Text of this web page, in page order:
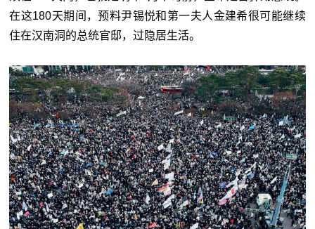
在这180天期间，预料尹锡悦和第一夫人金建希很可能继续
住在汉南洞的总统官邸，过隐居生活。